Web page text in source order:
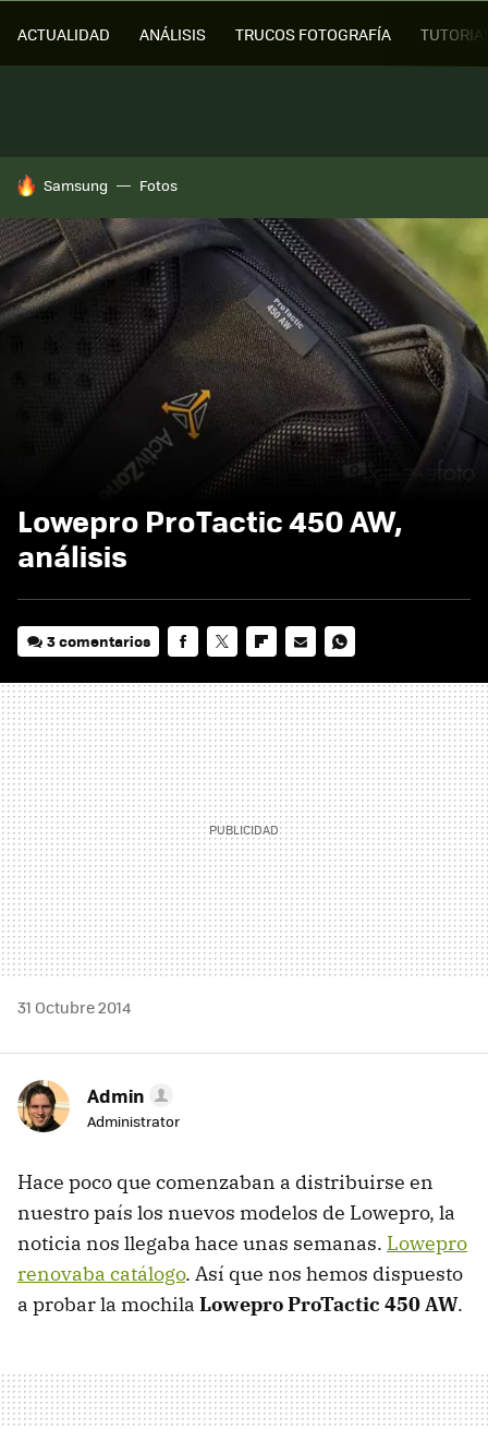
ACTUALIDAD ANÁLISIS TRUCOS FOTOGRAFÍA
HOY SE HABLA DE
Samsung Fotos
Lowepro ProTactic 450 AW,
análisis
3 comentarios
MAIL
31 Octubre 2014
Admin
Administrator
Hace poco que comenzaban a distribuirse en
nuestro país los nuevos modelos de Lowepro, la
noticia nos llegaba hace unas semanas. Lowepro
renovaba catálogo. Así que nos hemos dispuesto
a probar la mochila Lowepro ProTactic 450 AW.